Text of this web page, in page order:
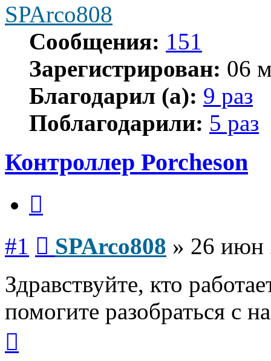
SPArco808
Сообщения: 151
Зарегистрирован: 06
Благодарил (а): 9 раз
Поблагодарили: 5 раз
Контроллер Porcheson
#1 SPArco808 » 26 июн
Здравствуйте, кто
помогите разобраться с
началу